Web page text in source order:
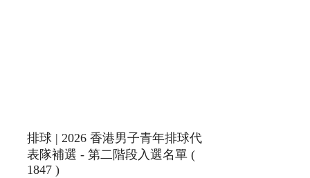
排球 | 2026 香港男子青年排球代
表隊補選 - 第二階段入選名單 (
1847 )